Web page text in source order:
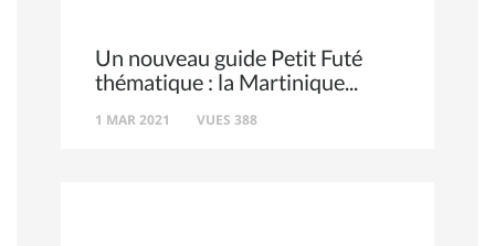
Un nouveau guide Petit Futé
thématique : la Martinique
1 MAR 2021 VUES 388